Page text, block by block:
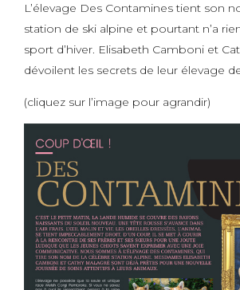
L’élevage Des Contamines tient son
station de ski alpine et pourtant n’a
sport d’hiver. Elisabeth Camboni et
dévoilent les secrets de leur élevage
(cliquez sur l’image pour agrandir)